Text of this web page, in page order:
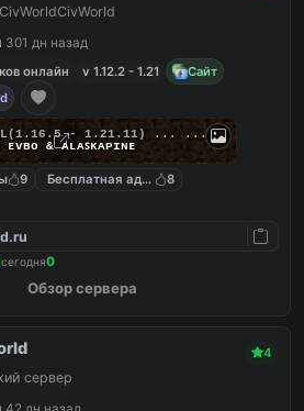
301 дн назад
онлайн
v 1.12.2 - 1.21
Сайт
L (1.16.5 - 1.21.11) ... ...
ᴇᴠʙᴏ & ᴀʟᴀꜱᴋᴀᴘɪɴᴇ
9 Бесплатная админка
8
сегодня0
Обзор сервера
4
сервер